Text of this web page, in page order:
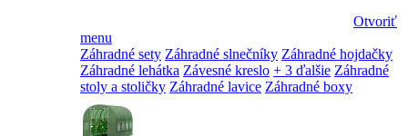
Otvoriť
menu
Záhradné sety Záhradné slnečníky Záhradné hojdačky
Záhradné lehátka Závesné kreslo + 3 ďalšie Záhradné
stoly a stoličky Záhradné lavice Záhradné boxy